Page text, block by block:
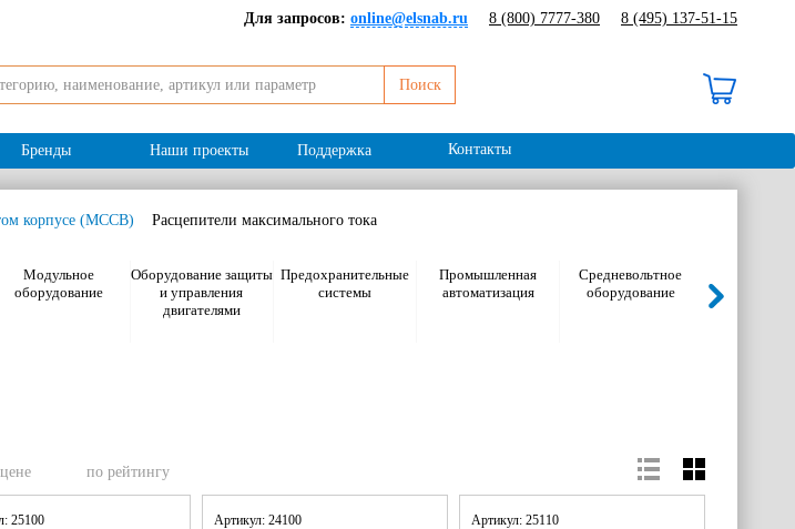
Для запросов: online@elsnab.ru 8 (800) 7777-380 8 (495) 137-51-15
Поиск
Бренды Наши проекты Поддержка Контакты
корпусе (MCCB) Расцепители максимального тока
Модульное
оборудование
Оборудование защиты
и управления
двигателями
Предохранительные
системы
Промышленная
автоматизация
Средневольтное
оборудование
по рейтингу
25100 Артикул: 24100 Артикул: 25110